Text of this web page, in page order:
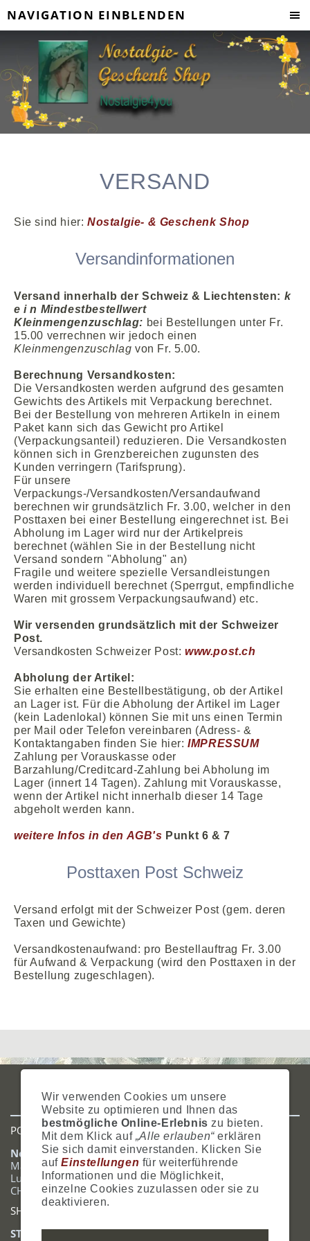
NAVIGATION EINBLENDEN
VERSAND
Sie sind hier: Nostalgie- & Geschenk Shop
Versandinformationen
Versand innerhalb der Schweiz & Liechtensten: k
e i n Mindestbestellwert
Kleinmengenzuschlag: bei Bestellungen unter Fr.
15.00 verrechnen wir jedoch einen
Kleinmengenzuschlag von Fr. 5.00.
Berechnung Versandkosten:
Die Versandkosten werden aufgrund des gesamten
Gewichts des Artikels mit Verpackung berechnet.
Bei der Bestellung von mehreren Artikeln in einem
Paket kann sich das Gewicht pro Artikel
(Verpackungsanteil) reduzieren. Die Versandkosten
können sich in Grenzbereichen zugunsten des
Kunden verringern (Tarifsprung).
Für unsere
Verpackungs-/Versandkosten/Versandaufwand
berechnen wir grundsätzlich Fr. 3.00, welcher in den
Posttaxen bei einer Bestellung eingerechnet ist. Bei
Abholung im Lager wird nur der Artikelpreis
berechnet (wählen Sie in der Bestellung nicht
Versand sondern "Abholung" an)
Fragile und weitere spezielle Versandleistungen
werden individuell berechnet (Sperrgut, empfindliche
Waren mit grossem Verpackungsaufwand) etc.
Wir versenden grundsätzlich mit der Schweizer
Post.
Versandkosten Schweizer Post: www.post.ch
Abholung der Artikel:
Sie erhalten eine Bestellbestätigung, ob der Artikel
an Lager ist. Für die Abholung der Artikel im Lager
(kein Ladenlokal) können Sie mit uns einen Termin
per Mail oder Telefon vereinbaren (Adress- &
Kontaktangaben finden Sie hier:IMPRESSUM
Zahlung per Vorauskasse oder
Barzahlung/Creditcard-Zahlung bei Abholung im
Lager (innert 14 Tagen). Zahlung mit Vorauskasse,
wenn der Artikel nicht innerhalb dieser 14 Tage
abgeholt werden kann.
weitere Infos in den AGB's Punkt 6 & 7
Posttaxen Post Schweiz
Versand erfolgt mit der Schweizer Post (gem. deren
Taxen und Gewichte)
Versandkostenaufwand: pro Bestellauftrag Fr. 3.00
für Aufwand & Verpackung (wird den Posttaxen in der
Bestellung zugeschlagen).
WIDERRUFSRECHTSITEMAPHILFECOOKIES
POSTADRESSE
Nostalgie- & Geschenk Shop
Maja Schmid
Luzernerstrasse 14
CH-6353 Weggis
SHOWROOM
STANDORT:
Wir verwenden Cookies um unsere
Website zu optimieren und Ihnen das
bestmögliche Online-Erlebnis zu bieten.
Mit dem Klick auf „Alle erlauben“erklären
Sie sich damit einverstanden. Klicken Sie
aufEinstellungen für weiterführende
Informationen und die Möglichkeit,
einzelne Cookies zuzulassen oder sie zu
deaktivieren.